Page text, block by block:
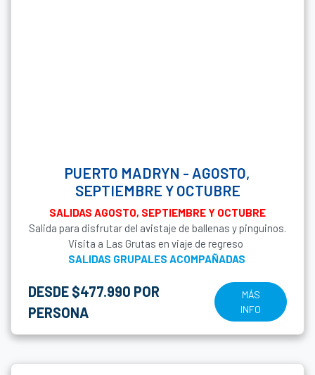
PUERTO MADRYN - AGOSTO,
SEPTIEMBRE Y OCTUBRE
SALIDAS AGOSTO, SEPTIEMBRE Y OCTUBRE
Salida para disfrutar del avistaje de ballenas y pinguinos.
Visita a Las Grutas en viaje de regreso
SALIDAS GRUPALES ACOMPAÑADAS
DESDE $477.990 POR
PERSONA
MÁS
INFO